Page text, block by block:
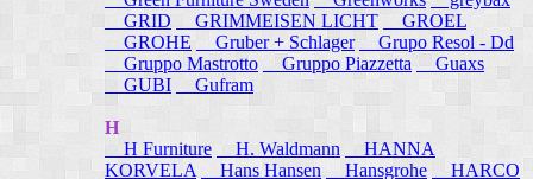
GRID
GRIMMEISEN LICHT
GROEL
GROHE
Gruber + Schlager
Grupo Resol - Dd
Gruppo Mastrotto
Gruppo Piazzetta
Guaxs
GUBI
Gufram
H
H Furniture
H. Waldmann
HANNA
KORVELA
Hans Hansen Hansgrohe HARCO